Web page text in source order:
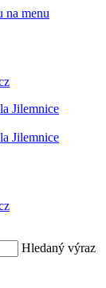
na menu
Hledaný výraz